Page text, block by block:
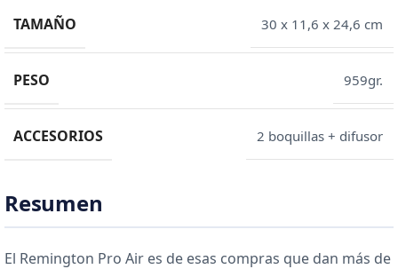
TAMAÑO 30 x 11,6 x 24,6 cm
PESO 959gr.
ACCESORIOS 2 boquillas + difusor
Resumen
El Remington Pro Air es de esas compras que dan más de